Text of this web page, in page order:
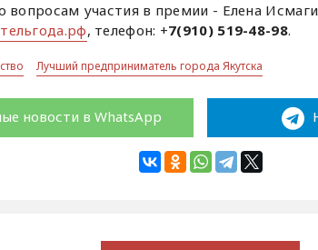
вопросам участия в премии - Елена
, телефон: +7(910) 519-48-98.
Лучший предприниматель города Якутска
новости в WhatsApp